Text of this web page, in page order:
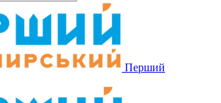
Перший